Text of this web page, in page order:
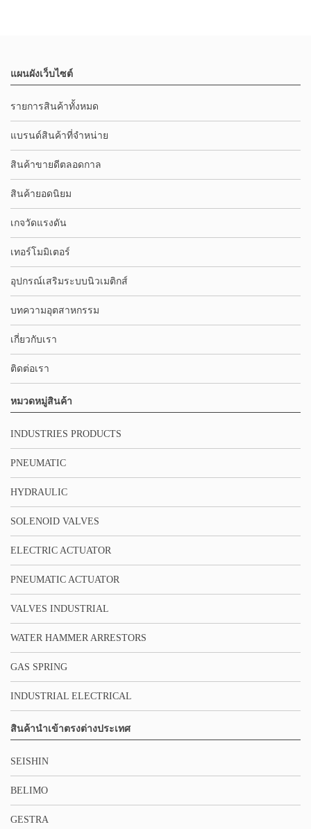
แผนผังเว็บไซต์
รายการสินค้าทั้งหมด
แบรนด์สินค้าที่จำหน่าย
สินค้าขายดีตลอดกาล
สินค้ายอดนิยม
เกจวัดแรงดัน
เทอร์โมมิเตอร์
อุปกรณ์เสริมระบบนิวเมติกส์
บทความอุตสาหกรรม
เกี่ยวกับเรา
ติดต่อเรา
หมวดหมู่สินค้า
INDUSTRIES PRODUCTS
PNEUMATIC
HYDRAULIC
SOLENOID VALVES
ELECTRIC ACTUATOR
PNEUMATIC ACTUATOR
VALVES INDUSTRIAL
WATER HAMMER ARRESTORS
GAS SPRING
INDUSTRIAL ELECTRICAL
สินค้านำเข้าตรงต่างประเทศ
SEISHIN
BELIMO
GESTRA